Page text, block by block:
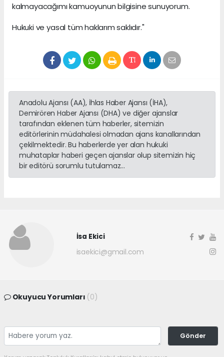
kalmayacağımı kamuoyunun bilgisine sunuyorum.
Hukuki ve yasal tüm haklarım saklıdır."
Anadolu Ajansı (AA), İhlas Haber Ajansı (İHA),
Demirören Haber Ajansı (DHA) ve diğer ajanslar
tarafından eklenen tüm haberler, sitemizin
editörlerinin müdahalesi olmadan ajans kanallarından
çekilmektedir. Bu haberlerde yer alan hukuki
muhataplar haberi geçen ajanslar olup sitemizin hiç
bir editörü sorumlu tutulamaz...
İsa Ekici
isaekici@gmail.com
Okuyucu Yorumları (0)
Gönder